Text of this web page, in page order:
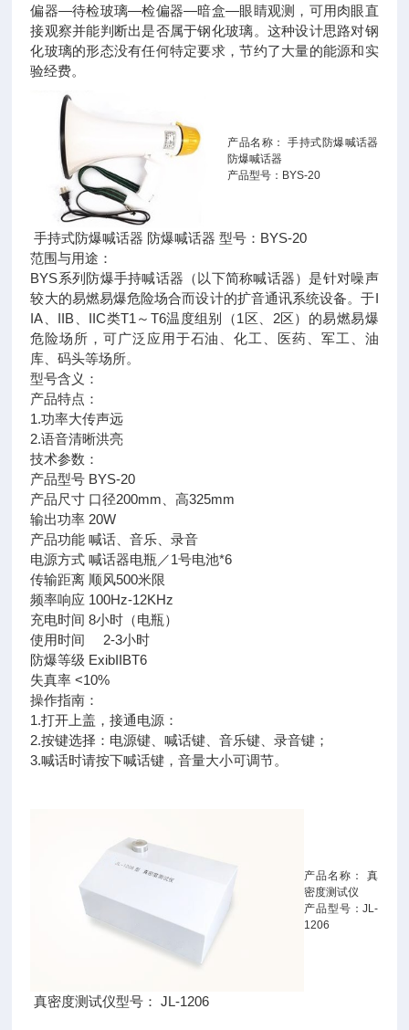
偏器—待检玻璃—检偏器—暗盒—眼睛观测，可用肉眼直
接观察并能判断出是否属于钢化玻璃。这种设计思路对钢
化玻璃的形态没有任何特定要求，节约了大量的能源和实
验经费。
产品名称： 手持式防爆喊话器
防爆喊话器
产品型号：BYS-20
手持式防爆喊话器 防爆喊话器 型号：BYS-20
范围与用途：
BYS系列防爆手持喊话器（以下简称喊话器）是针对噪声
较大的易燃易爆危险场合而设计的扩音通讯系统设备。于I
IA、IIB、IIC类T1～T6温度组别（1区、2区）的易燃易爆
危险场所，可广泛应用于石油、化工、医药、军工、油
库、码头等场所。
型号含义：
产品特点：
1.功率大传声远
2.语音清晰洪亮
技术参数：
产品型号 BYS-20
产品尺寸 口径200mm、高325mm
输出功率 20W
产品功能 喊话、音乐、录音
电源方式 喊话器电瓶／1号电池*6
传输距离 顺风500米限
频率响应 100Hz-12KHz
充电时间 8小时（电瓶）
使用时间 2-3小时
防爆等级 ExibIIBT6
失真率 <10%
操作指南：
1.打开上盖，接通电源：
2.按键选择：电源键、喊话键、音乐键、录音键；
3.喊话时请按下喊话键，音量大小可调节。
产品名称： 真
密度测试仪
产品型号：JL-
1206
真密度测试仪型号： JL-1206